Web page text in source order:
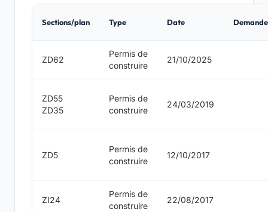
Sections/plan Type Date
ZD62
Permis de
construire
21/10/2025
ZD55
ZD35
Permis de
construire
24/03/2019
ZD5
Permis de
construire
12/10/2017
ZI24
Permis de
construire
22/08/2017